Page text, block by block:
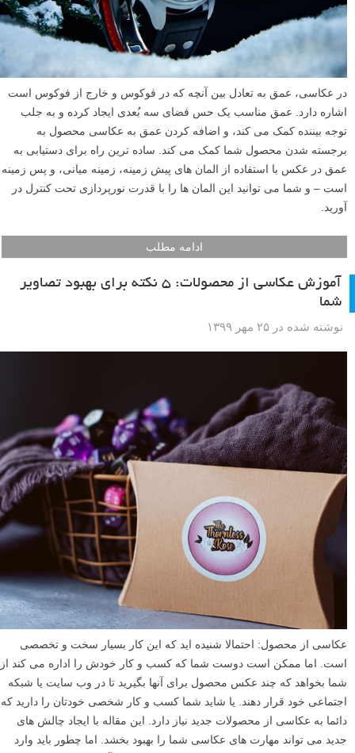
در عکاسی، عمق به تعادل بین آنچه که در فوکوس و خارج از فوکوس است
اشاره دارد. عمق مناسب یک حس فضای سه بُعدی ایجاد کرده و به جلب
توجه بیننده کمک می کند، و اضافه کردن عمق به عکاسی محصول به
برجسته شدن محصول شما کمک می کند. ساده ترین راه برای دستیابی به
عمق در عکس با استفاده از المان های پیش زمینه، زمینه میانی، و پس زمینه
است – و شما می توانید این المان ها را با قدرت نورپردازی تحت کنترل در
آورید.
ادامه مطلب
آموزش عکاسی از محصولات: ۵ نکته برای بهبود تصاویر
شما
نوشته شده در ۲۵ مهر ۱۳۹۹
عکاسی از محصول: احتمالا شنیده اید که این کار بسیار سخت و تخصصی
است. اما ممکن است دوست شما که کسب و کار خودش را اداره می کند از
شما بخواهد که چند عکس محصول برای آنها بگیرید تا در وب سایت یا شبکه
اجتماعی خود قرار دهند. یا شاید شما کسب و کار شخصی خودتان را دارید که
دائما به عکاسی از محصولات جدید نیاز دارد. این مقاله با ایجاد چالش های
جدید می تواند مهارت های عکاسی شما را بهبود بخشد. اما چطور باید وارد